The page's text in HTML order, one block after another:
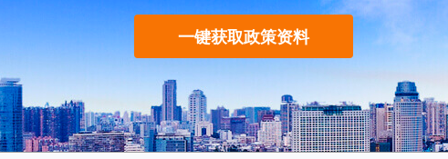
一键获取政策资料